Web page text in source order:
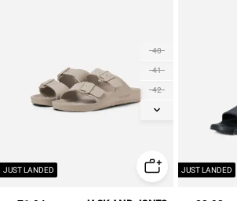
JUST LANDED
JUST LANDED
40
41
42
43
46